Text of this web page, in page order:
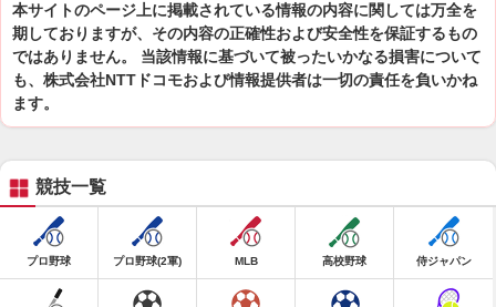
本サイトのページ上に掲載されている情報の内容に関しては万全を
期しておりますが、その内容の正確性および安全性を保証するもの
ではありません。 当該情報に基づいて被ったいかなる損害について
も、株式会社NTTドコモおよび情報提供者は一切の責任を負いかね
ます。
競技一覧
プロ野球 プロ野球(2軍) MLB 高校野球 侍ジャパン